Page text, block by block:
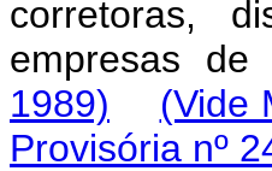
corretoras,
empresas
1989)
(Vide
Provisória nº